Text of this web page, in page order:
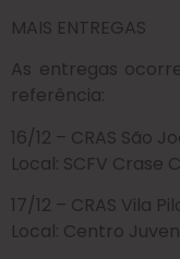
MAIS ENTREGAS
As entregas
referência:
16/12 – CRAS São
Local: SCFV Crase
17/12 – CRAS Vila
Local: Centro